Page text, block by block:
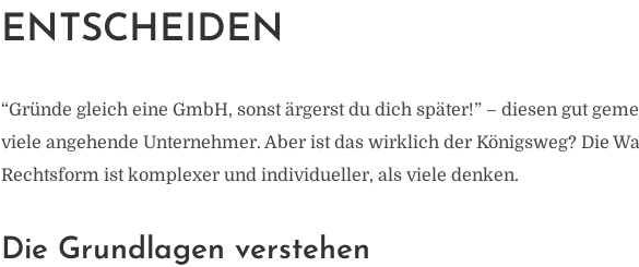
ENTSCHEIDEN
“Gründe gleich eine GmbH, sonst ärgerst du dich später!” – diesen gut
viele angehende Unternehmer. Aber ist das wirklich der Königsweg? Die
Rechtsform ist komplexer und individueller, als viele denken.
Die Grundlagen verstehen